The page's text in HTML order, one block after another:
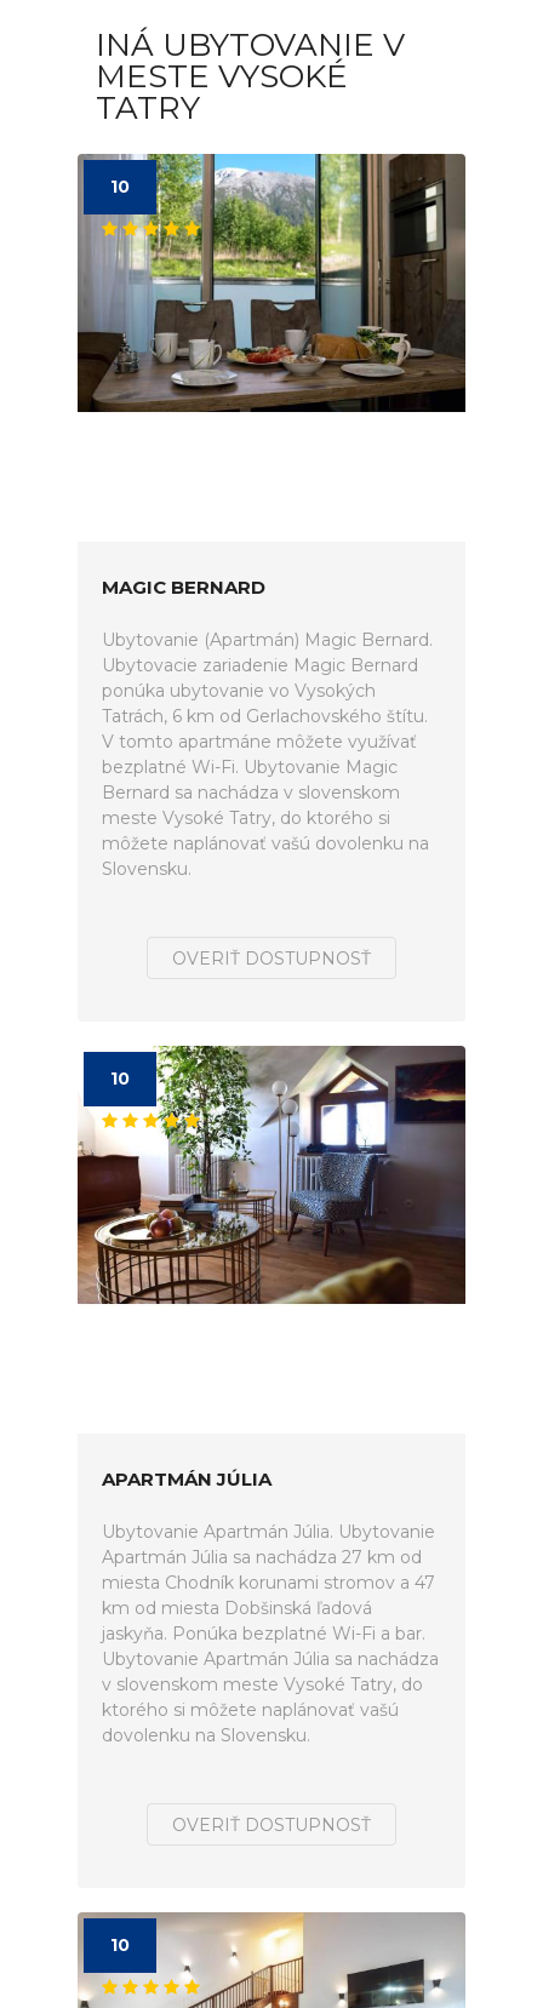
INÁ UBYTOVANIE V
MESTE VYSOKÉ
TATRY
10
MAGIC BERNARD
Ubytovanie (Apartmán) Magic Bernard.
Ubytovacie zariadenie Magic Bernard
ponúka ubytovanie vo Vysokých
Tatrách, 6 km od Gerlachovského štítu.
V tomto apartmáne môžete využívať
bezplatné Wi-Fi. Ubytovanie Magic
Bernard sa nachádza v slovenskom
meste Vysoké Tatry, do ktorého si
môžete naplánovať vašú dovolenku na
Slovensku.
OVERIŤ DOSTUPNOSŤ
10
APARTMÁN JÚLIA
Ubytovanie Apartmán Júlia. Ubytovanie
Apartmán Júlia sa nachádza 27 km od
miesta Chodník korunami stromov a 47
km od miesta Dobšinská ľadová
jaskyňa. Ponúka bezplatné Wi-Fi a bar.
Ubytovanie Apartmán Júlia sa nachádza
v slovenskom meste Vysoké Tatry, do
ktorého si môžete naplánovať vašú
dovolenku na Slovensku.
OVERIŤ DOSTUPNOSŤ
10